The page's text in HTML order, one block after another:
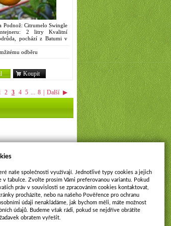
Podnož: Citrumelo Swingle
2 litry Kvalitní
pochází z Batumi v
odběru
Koupit
2 3 4 5 8 | Další ▶
naše společnosti využívají. Jednotlivé typy cookies a jejich
v tabulce. Zvolte prosím Vámi preferovanou variantu. Pokud
práv v souvislosti se zpracováním cookies kontaktovat,
procházíte, nebo na našeho Pověřence pro ochranu
údaji nenakládáme, jak bychom měli, máte možnost
údajů. Budeme však rádi, pokud se nejdříve obrátíte
obratem vyřešit.